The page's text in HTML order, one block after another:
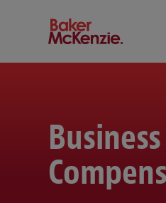
Baker McKenzie